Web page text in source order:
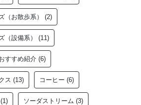
（お散歩系） (2)
（設備系） (11)
すすめ紹介 (6)
ス (13) コーヒー (6)
(1) ソーダストリーム (3)